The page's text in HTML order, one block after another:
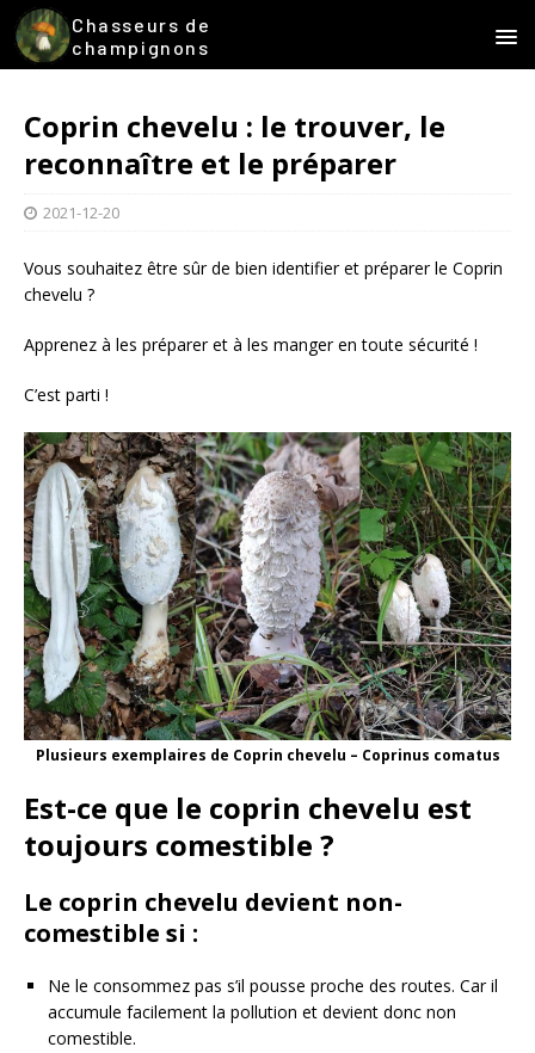
Chasseurs de
champignons
Coprin chevelu : le trouver, le
reconnaître et le préparer
2021-12-20
Vous souhaitez être sûr de bien identifier et préparer le Coprin
chevelu ?
Apprenez à les préparer et à les manger en toute sécurité !
C’est parti !
Plusieurs exemplaires de Coprin chevelu – Coprinus comatus
Est-ce que le coprin chevelu est
toujours comestible ?
Le coprin chevelu devient non-
comestible si :
Ne le consommez pas s’il pousse proche des routes. Car il
accumule facilement la pollution et devient donc non
comestible.